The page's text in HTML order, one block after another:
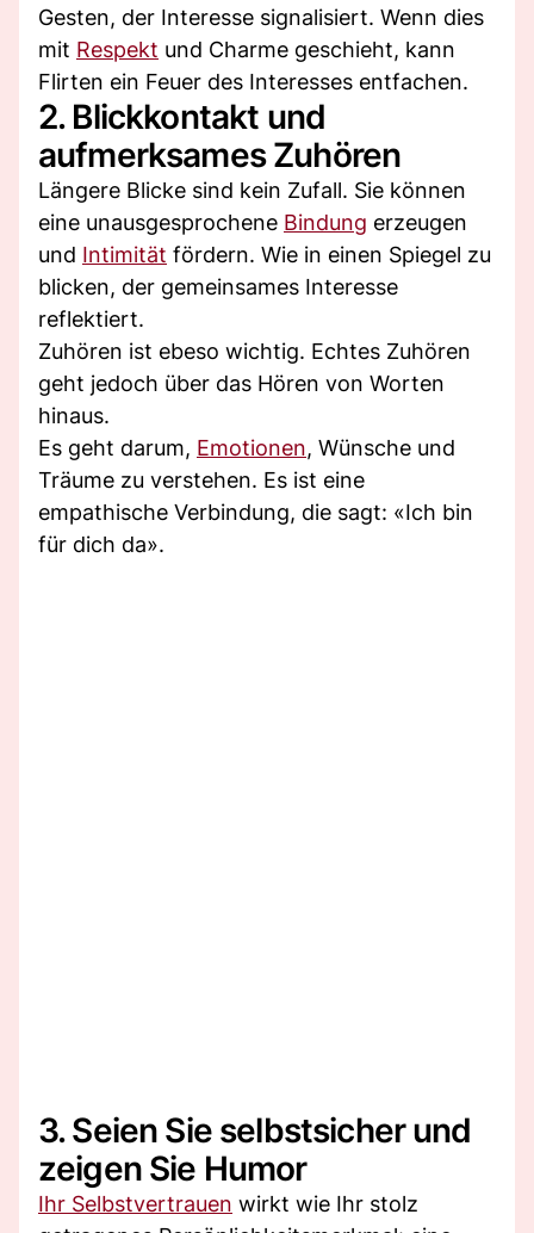
Gesten, der Interesse signalisiert. Wenn dies
mit Respekt und Charme geschieht, kann
Flirten ein Feuer des Interesses entfachen.
2. Blickkontakt und
aufmerksames Zuhören
Längere Blicke sind kein Zufall. Sie können
eine unausgesprochene Bindung erzeugen
und Intimität fördern. Wie in einen Spiegel zu
blicken, der gemeinsames Interesse
reflektiert.
Zuhören ist ebeso wichtig. Echtes Zuhören
geht jedoch über das Hören von Worten
hinaus.
Es geht darum, Emotionen, Wünsche und
Träume zu verstehen. Es ist eine
empathische Verbindung, die sagt: «Ich bin
für dich da».
3. Seien Sie selbstsicher und
zeigen Sie Humor
Ihr Selbstvertrauen wirkt wie Ihr stolz